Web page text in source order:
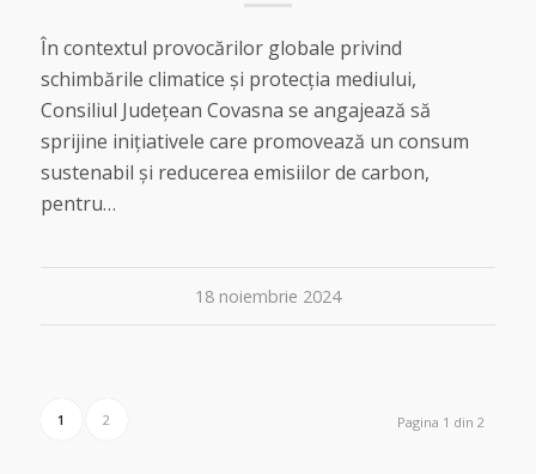
În contextul provocărilor globale privind
schimbările climatice și protecția mediului,
Consiliul Județean Covasna se angajează să
sprijine inițiativele care promovează un consum
sustenabil și reducerea emisiilor de carbon,
pentru…
18 noiembrie 2024
Pagina 1 din 2
1 2